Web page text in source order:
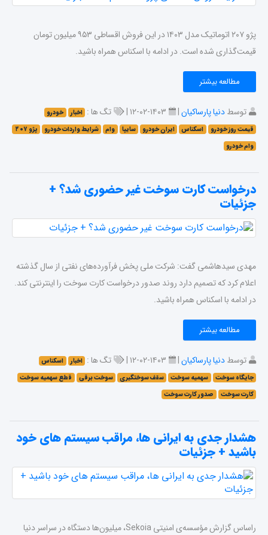
پژو ۲۰۷ اتوماتیک مدل ۱۴۰۳ در این فروش اقساطی ۹۵۳ میلیون تومان
قیمت‌گذاری شده است. در ادامه با اسکناس همراه باشید.
مطالعه بیشتر
توسطدنیا پارساکیان| ۱۴۰۳-۰۲-۱۲ | تگ ها : اخبار
خودرو
قیمت روز خودرو
اسکناس ایران خودرو سایپا وام شرایط واردات خودرو
پژو ۲۰۷
وام خودرو
درخواست کارت سوخت غیر حضوری شد؟ +
جزئیات
مهدی سیدهاشمی گفت:‌ شرکت ملی پخش فرآورده‌های نفتی از سال گذشته
اعلام کرد که تصمیم دارد روند صدور درخواست کارت سوخت را اینترنتی کند.
در ادامه با اسکناس همراه باشید.
مطالعه بیشتر
توسطدنیا پارساکیان| ۱۴۰۳-۰۲-۱۲ | تگ ها : اخبار
اسکناس
جایگاه سوخت
سهمیه سوخت سقف سوختگیری سوخت برقی
قطع سهمیه سوخت
کارت سوخت
صدور کارت سوخت
هشدار جدی به ایرانی ها، مراقب سیستم های خود
باشید + جزئیات
راساس گزارش مؤسسه‌ی امنیتی Sekoia، میلیون‌ها دستگاه در سراسر دنیا